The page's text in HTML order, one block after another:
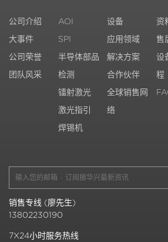
公司介绍
大事件
公司荣誉
团队风采
AOI
SPI
半导体部品
检测
镭射激光
激光指引
焊锡机
设备
应用领域
解决方案
合作伙伴
全球销售网
络
资
售
设
程
销售专线 (廖先生)
13802230190
7X24小时服务热线